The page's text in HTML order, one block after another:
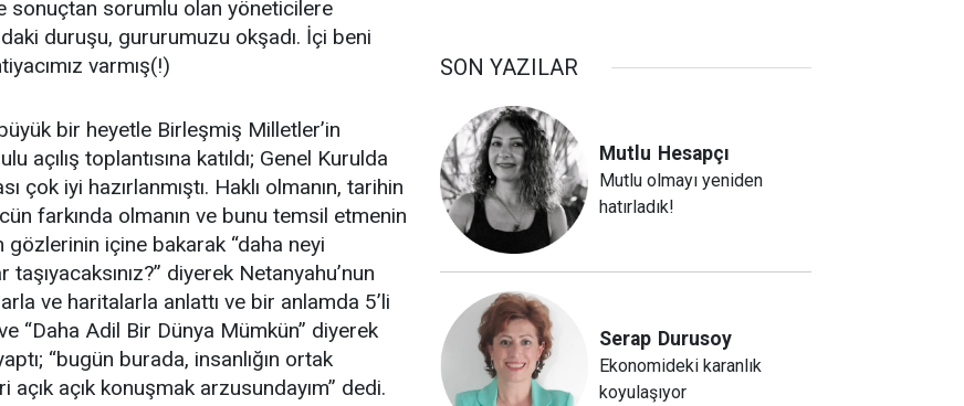
sonuçtan sorumlu olan yöneticilere
duruşu, gururumuzu okşadı. İçi beni
varmış(!)
bir heyetle Birleşmiş Milletler’in
açılış toplantısına katıldı; Genel Kurulda
çok iyi hazırlanmıştı. Haklı olmanın, tarihin
farkında olmanın ve bunu temsil etmenin
içine bakarak “daha neyi
diyerek Netanyahu’nun
ve haritalarla anlattı ve bir anlamda 5’li
“Daha Adil Bir Dünya Mümkün” diyerek
“bugün burada, insanlığın ortak
açık açık konuşmak arzusundayım” dedi.
SON YAZILAR
Mutlu Hesapçı
Mutlu olmayı yeniden
hatırladık!
Serap Durusoy
Ekonomideki karanlık
koyulaşıyor